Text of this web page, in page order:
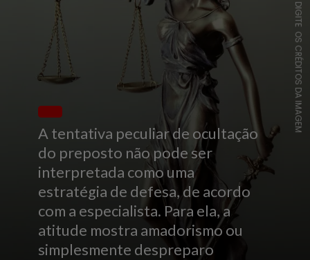
A tentativa peculiar de ocultação
do preposto não pode ser
interpretada como uma
estratégia de defesa, de acordo
com a especialista. Para ela, a
atitude mostra amadorismo ou
simplesmente despreparo
DIGITE OS CRÉDITOS DA IMAGEM